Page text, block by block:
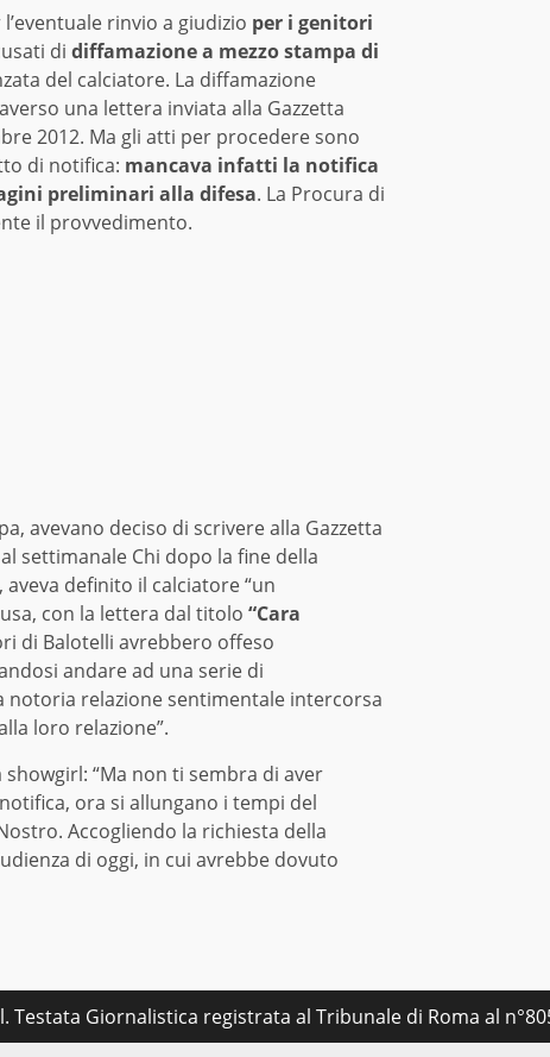
rinvio a giudizio per i genitori
di diffamazione a mezzo stampa di
del calciatore. La diffamazione
una lettera inviata alla Gazzetta
2012. Ma gli atti per procedere sono
di notifica: mancava infatti la notifica
preliminari alla difesa. La Procura di
il provvedimento.
avevano deciso di scrivere alla Gazzetta
settimanale Chi dopo la fine della
definito il calciatore “un
con la lettera dal titolo “Cara
di Balotelli avrebbero offeso
andare ad una serie di
notoria relazione sentimentale intercorsa
loro relazione”.
“Ma non ti sembra di aver
ora si allungano i tempi del
Accogliendo la richiesta della
di oggi, in cui avrebbe dovuto
Giornalistica registrata al Tribunale di Roma al